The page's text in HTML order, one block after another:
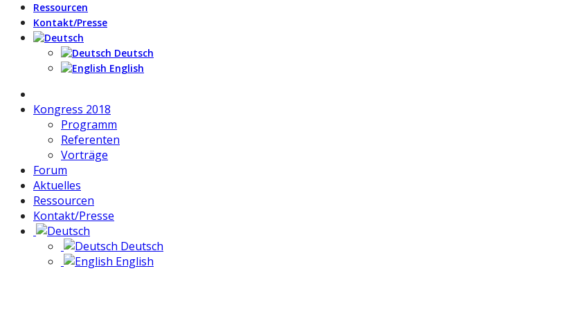
Ressourcen
Kontakt/Presse
Deutsch
English
Kongress 2018
Programm
Referenten
Vorträge
Forum
Aktuelles
Ressourcen
Kontakt/Presse
Deutsch
English